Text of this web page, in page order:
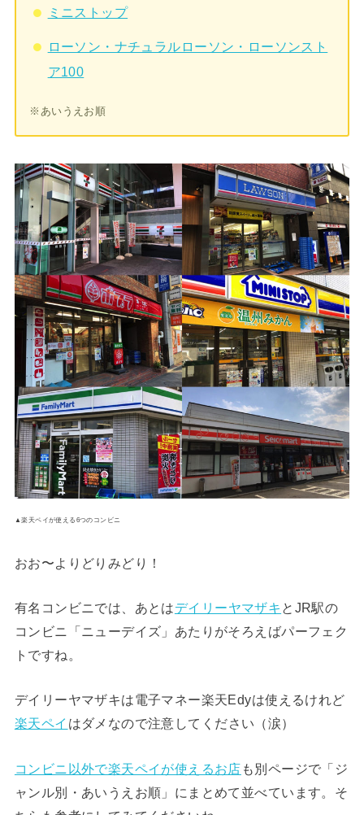
ミニストップ
ローソン・ナチュラルローソン・ローソンスト
ア100
※あいうえお順
▲楽天ペイが使える6つのコンビニ
おお〜よりどりみどり！
有名コンビニでは、あとはデイリーヤマザキ とJR駅の
コンビニ「ニューデイズ」あたりがそろえばパーフェク
トですね。
デイリーヤマザキは電子マネー楽天Edyは使えるけれど
楽天ペイ はダメなので注意してください（涙）
コンビニ以外で楽天ペイが使えるお店 も別ページで「ジ
ャンル別・あいうえお順」にまとめて並べています。そ